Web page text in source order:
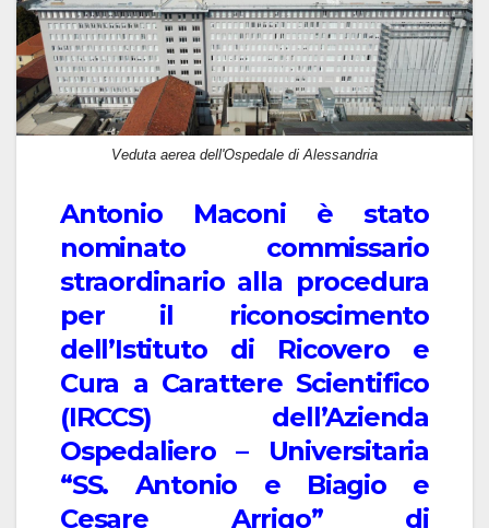
Veduta aerea dell'Ospedale di Alessandria
Antonio Maconi è stato
nominato commissario
straordinario alla procedura
per il riconoscimento
dell’Istituto di Ricovero e
Cura a Carattere Scientifico
(IRCCS) dell’Azienda
Ospedaliero – Universitaria
“SS. Antonio e Biagio e
Cesare Arrigo” di